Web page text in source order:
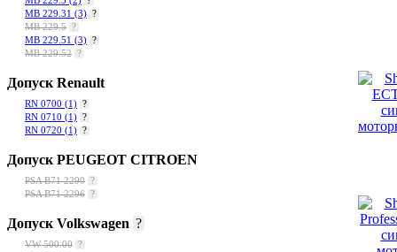
MB 229.31 (3) ?
MB 229.5 ?
MB 229.51 (3) ?
MB 229.52 ?
Допуск Renault
RN 0700 (1) ?
RN 0710 (1) ?
RN 0720 (1) ?
Допуск PEUGEOT CITROEN
PSA B71 2290 ?
PSA B71 2296 ?
Допуск Volkswagen ?
VW 500.00 ?